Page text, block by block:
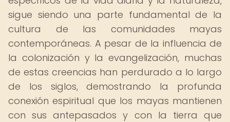
sigue siendo una parte fundamental de la
cultura de las comunidades mayas
contemporáneas. A pesar de la influencia de
la colonización y la evangelización, muchas
de estas creencias han perdurado a lo largo
de los siglos, demostrando la profunda
conexión espiritual que los mayas mantienen
con sus antepasados y con la tierra que